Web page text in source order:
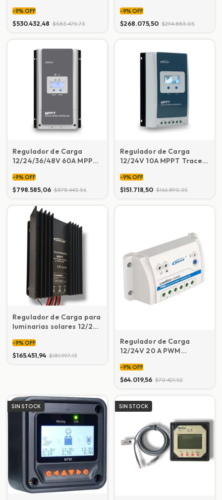
otros
-9% OFF
$530.432,48 $583.475,73
Eastrom SDM 230
-9% OFF
$268.075,50 $294.883,05
Regulador de Carga
12/24/36/48V 60A MPPT
IT6420AN
-9% OFF
$798.585,06 $878.443,56
Regulador de Carga
12/24V 10A MPPT Tracer
-9% OFF
$151.718,50 $166.890,35
Regulador de Carga para
luminarias solares 12/24V
Tracer 5206LPLI
-9% OFF
$165.451,94 $181.997,13
Regulador de Carga
12/24V 20 A PWM
EPEVER LS2024B
-9% OFF
$64.019,56 $70.421,52
SIN STOCK SIN STOCK